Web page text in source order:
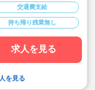
にある公立保育園です。
たちが新しい先生を心待
です
員制度あり)
社の保育士専任コンサル
交通費支給
持ち帰り残業無し
求人を見る
を見る